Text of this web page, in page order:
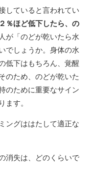
していると言われてい
％ほど低下したら、の
が「のどが乾いたら水
でしょうか。身体の水
低下はもちろん、覚醒
のため、のどが乾いた
のために重要なサイン
ます。
ングははたして適正な
消失は、どのくらいで